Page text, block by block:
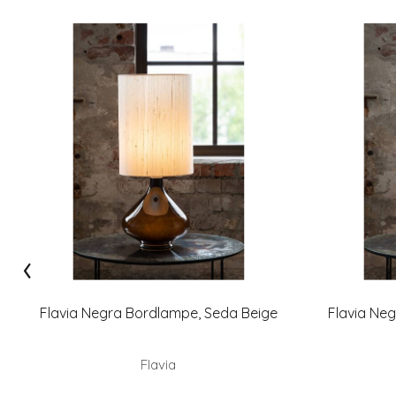
Flavia Negra Bordlampe, Seda Beige
Flavia
Flavia
‹